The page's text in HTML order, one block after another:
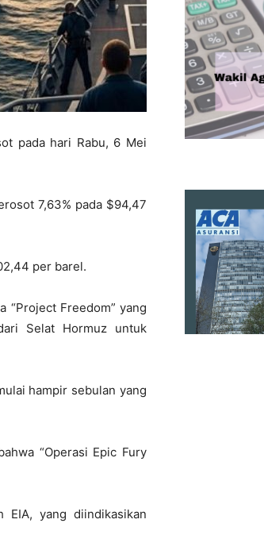
pada hari Rabu, 6 Mei
7,63% pada $94,47
per barel.
“Project Freedom” yang
Selat Hormuz untuk
hampir sebulan yang
“Operasi Epic Fury
EIA, yang diindikasikan